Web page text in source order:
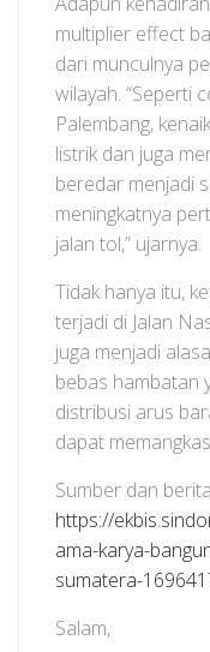
multiplier effect
dari munculnya
wilayah. “Seperti
Palembang,
listrik dan juga
beredar menjadi
meningkatnya
jalan tol,” ujarnya.
Tidak hanya itu,
terjadi di Jalan
juga menjadi
bebas hambatan
distribusi arus
dapat
Sumber dan
https://
ama-karya-
sumatera-
Salam,